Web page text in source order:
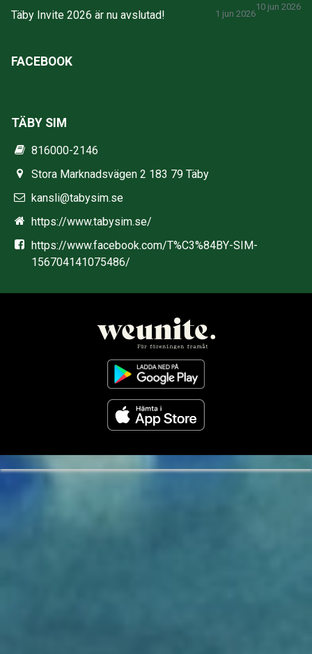
10 jun 2026
Täby Invite 2026 är nu avslutad! 1 jun 2026
FACEBOOK
TÄBY SIM
816000-2146
Stora Marknadsvägen 2 183 79 Täby
kansli@tabysim.se
https://www.tabysim.se/
https://www.facebook.com/T%C3%84BY-SIM-
156704141075486/